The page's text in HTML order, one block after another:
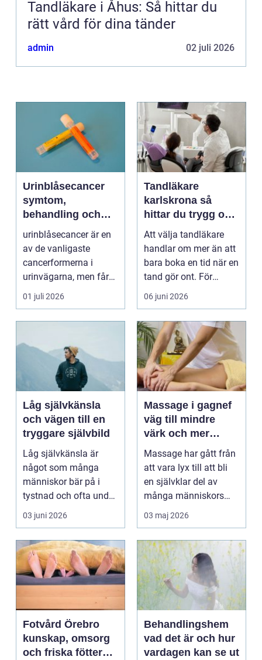
Tandläkare i Åhus: Så hittar du
rätt vård för dina tänder
admin 02 juli 2026
Urinblåsecancer
symtom,
behandling och
vägen vidare
urinblåsecancer är en
av de vanligaste
cancerformerna i
urinvägarna, men får
ofta mindre
uppmärksamh...
01 juli 2026
Tandläkare
karlskrona så
hittar du trygg och
långsiktig
tandvård
Att välja tandläkare
handlar om mer än att
bara boka en tid när en
tand gör ont. För
många är tandvå...
06 juni 2026
Låg självkänsla
och vägen till en
tryggare självbild
Låg självkänsla är
något som många
människor bär på i
tystnad och ofta under
lång tid. Många
uppleve...
03 juni 2026
Massage i gagnef
väg till mindre
värk och mer
vardagsenergi
Massage har gått från
att vara lyx till att bli
en självklar del av
många människors
hälsa och varda...
03 maj 2026
Fotvård Örebro
kunskap, omsorg
och friska fötter
Behandlingshem
vad det är och hur
vardagen kan se ut